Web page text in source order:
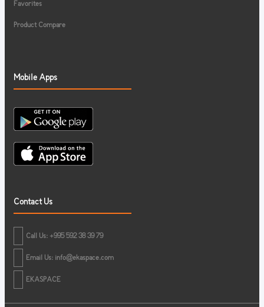
Favorites
Product Compare
Mobile Apps
Contact Us
Call Us: +995 592 38 39 79
Email Us: info@ekaspace.com
EKASPACE